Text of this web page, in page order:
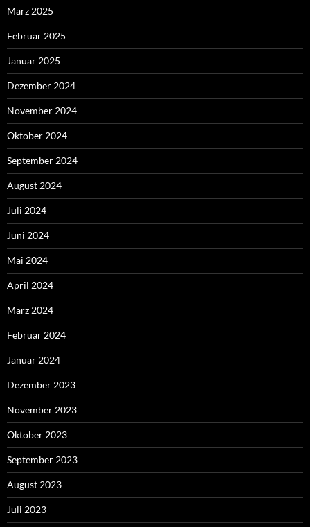
März 2025
Februar 2025
Januar 2025
Dezember 2024
November 2024
Oktober 2024
September 2024
August 2024
Juli 2024
Juni 2024
Mai 2024
April 2024
März 2024
Februar 2024
Januar 2024
Dezember 2023
November 2023
Oktober 2023
September 2023
August 2023
Juli 2023